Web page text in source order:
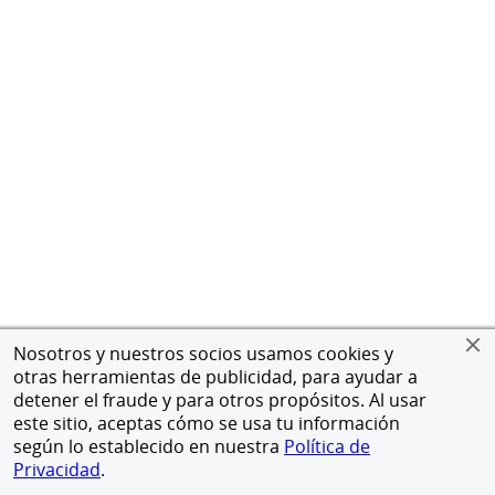
Nosotros y nuestros socios usamos cookies y
otras herramientas de publicidad, para ayudar a
detener el fraude y para otros propósitos. Al usar
este sitio, aceptas cómo se usa tu información
según lo establecido en nuestra Política de
Privacidad.